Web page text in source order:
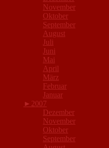
November
Oktober
September
August
Juli
Juni
Mai
April
März
Februar
Januar
► 2007
Dezember
November
Oktober
September